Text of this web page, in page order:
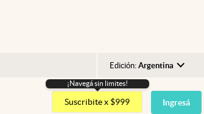
Edición: Argentina
Argentina
España
¡Navegá sin limites!
Suscribite x $999 Ingresá